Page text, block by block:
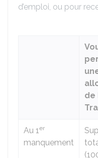
d’emploi, ou pour
de
Au 1er
manquement
(